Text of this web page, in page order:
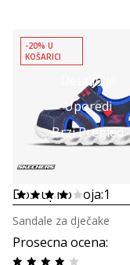
Detaljnije
Uporedi
Brzi Pregled
-20% U
KOŠARICI
Dostupno boja:1
Prosecna ocena:
Sandale za dječake